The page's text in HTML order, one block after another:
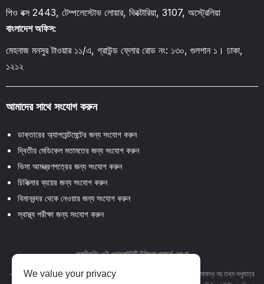
পিও বক্স 2443, টেম্পলেস্টোভ লোয়ার, ভিক্টোরিয়া, 3107, অস্ট্রেলিয়া
বাংলাদেশ অফিস:
মেহনাজ মনসুর টাওয়ার ১১/এ, গ্রাউন্ড ফ্লোর রোড নং: ১৩০, গুলশান ১। ঢাকা,
১২১২
আমাদের সাথে সংযোগ করুন
ডাক্তারের অ্যাপয়েন্টমেন্টের জন্য সংযোগ করুন
দ্বিতীয় মেডিকেল মতামতের জন্য সংযোগ করুন
ভিসা আমন্ত্রণপত্রের জন্য সংযোগ করুন
চিকিত্সার ব্যয়ের জন্য সংযোগ করুন
বিমানবন্দর থেকে নেওয়ার জন্য সংযোগ করুন
স্বাস্থ্য পরীক্ষা জন্য সংযোগ করুন
অস্বীকৃতি: এই ওয়েবসাইটটি চিকিৎসা পরামর্শ দেয় না
এই ওয়েবসাইটে থাকা পাঠ্য, গ্রাফিক্স, চিত্র এবং অন্যান্য উপাদান সহ তবে এর মধ্যে সীমাবদ্ধ নয় তথ্য শুধুমাত্র
We value your privacy